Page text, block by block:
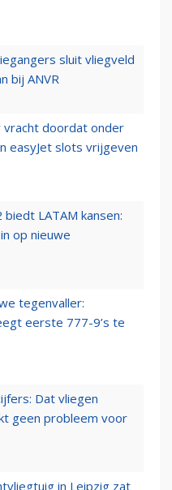
sluit vliegveld
bij ANVR
doordat onder
easyJet slots vrijgeven
LATAM kansen:
op nieuwe
tegenvaller:
eerste 777-9’s te
Dat vliegen
geen probleem voor
in Leipzig zat